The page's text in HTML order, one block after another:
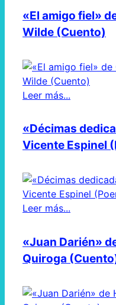
«El amigo fiel»
Wilde (Cuento)
Leer más...
«Décimas
Vicente Espinel
Leer más...
«Juan Darién»
Quiroga